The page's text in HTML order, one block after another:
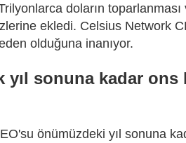
doların
ekledi. Celsius Network
olduğuna inanıyor.
yıl sonuna kadar ons
önümüzdeki yıl sonuna